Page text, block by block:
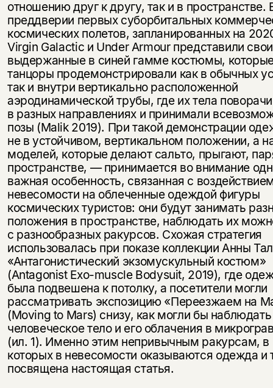
отношению друг к другу, так и в пространстве.
преддверии первых суборбитальных
космических полетов, запланированных на
Virgin Galactic и Under Armour представили свои
выдержанные в синей гамме костюмы,
танцоры продемонстрировали как в обычных
так и внутри вертикально расположенной
аэродинамической трубы, где их тела
в разных направлениях и принимали
позы (Malik 2019). При такой демонстрации
не в устойчивом, вертикальном положении, а
моделей, которые делают сальто, прыгают,
пространстве, — принимается во внимание
важная особенность, связанная с
невесомости на облеченные одеждой фигуры
космических туристов: они будут занимать
положения в пространстве, наблюдать их
с разнообразных ракурсов. Схожая стратегия
использовалась при показе коллекции Анны
«Антагонистический экзомускульный костюм»
(Antagonist Exo-muscle Bodysuit, 2019), где
была подвешена к потолку, а посетители могли
рассматривать экспозицию «Переезжаем на
(Moving to Mars) снизу, как могли бы
человеческое тело и его облачения в
(ил. 1). Именно этим непривычным ракурсам, в
которых в невесомости оказываются одежда и
посвящена настоящая статья.